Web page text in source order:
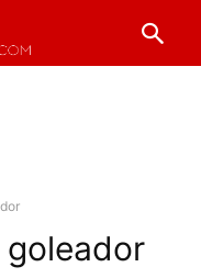
goleador